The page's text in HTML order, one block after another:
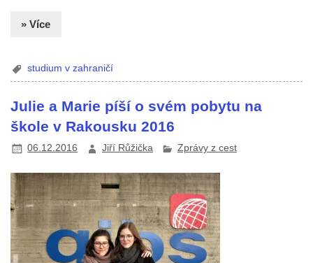
» Více
studium v zahraničí
Julie a Marie píší o svém pobytu na
škole v Rakousku 2016
06.12.2016 Jiří Růžička Zprávy z cest